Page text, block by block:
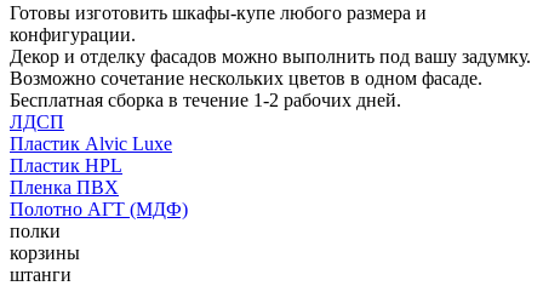
Готовы изготовить шкафы-купе любого размера и
конфигурации.
Декор и отделку фасадов можно выполнить под вашу задумку.
Возможно сочетание нескольких цветов в одном фасаде.
Бесплатная сборка в течение 1-2 рабочих дней.
ЛДСП
Пластик Alvic Luxe
Пластик HPL
Пленка ПВХ
Полотно АГТ (МДФ)
полки
корзины
штанги